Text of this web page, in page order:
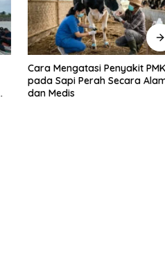
Dosis dan Cara Pemupukan
Tanaman Padi pada Fase
Vegetatif Aktif yang Tepat